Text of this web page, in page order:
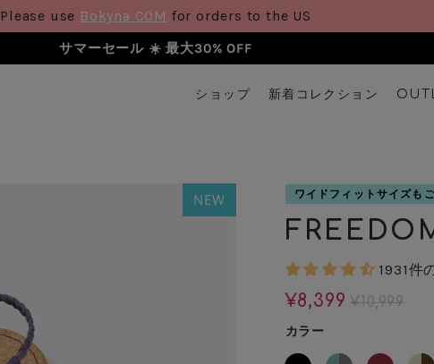
Please use Bokyna COM for orders to the US
サマーセール ☀️ 最大30% OFF
ショップ 新着コレクション
NEW ワイドフィットサイズも
1931件
¥8,399 ¥10,999
カラー